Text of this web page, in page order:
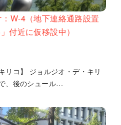
W-4（地下連絡通路設置
付近に仮移設中）
リコ】 ジョルジオ・デ・キリ
、後のシュール…